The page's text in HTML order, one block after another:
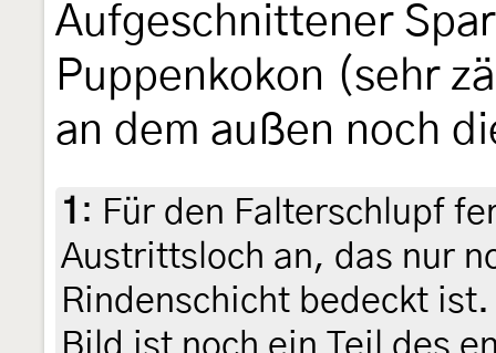
Aufgeschnittener
Puppenkokon (sehr
an dem außen noch
1 : Für den Falterschlupf
Austrittsloch an, das nur
Rindenschicht bedeckt
Bild ist noch ein Teil des